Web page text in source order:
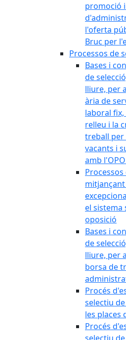
promoció
l'oferta
Bruc per
Processos de
Bases i
de
lliure, per
ària de
laboral
relleu i la
treball per
vacants i
amb
el sistema
oposició
Bases i
de
lliure, per
borsa de
Procés
selectiu
les places
Procés